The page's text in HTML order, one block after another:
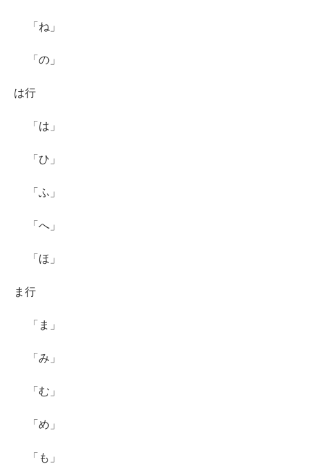
「ね」
「の」
は行
「は」
「ひ」
「ふ」
「へ」
「ほ」
ま行
「ま」
「み」
「む」
「め」
「も」